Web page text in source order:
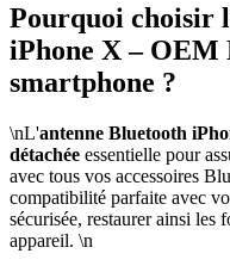
Pourquoi choisir
iPhone X –
smartphone ?
\nL'antenne Bluetooth
détachée essentielle pour
avec tous vos accessoires
compatibilité parfaite avec
sécurisée, restaurer ainsi les
appareil. \n